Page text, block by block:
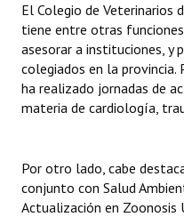
Huéspedes de Honor -
Antiguos Pobladores -
Reconocimientos - Registro
Entrega de distinciones
REFORMA DE LA CARTA
El Colegio de Veterinarios
tiene entre otras
asesorar a instituciones, y
colegiados en la
ha realizado jornadas de
materia de cardiología,
Por otro lado, cabe
conjunto con Salud
Actualización en